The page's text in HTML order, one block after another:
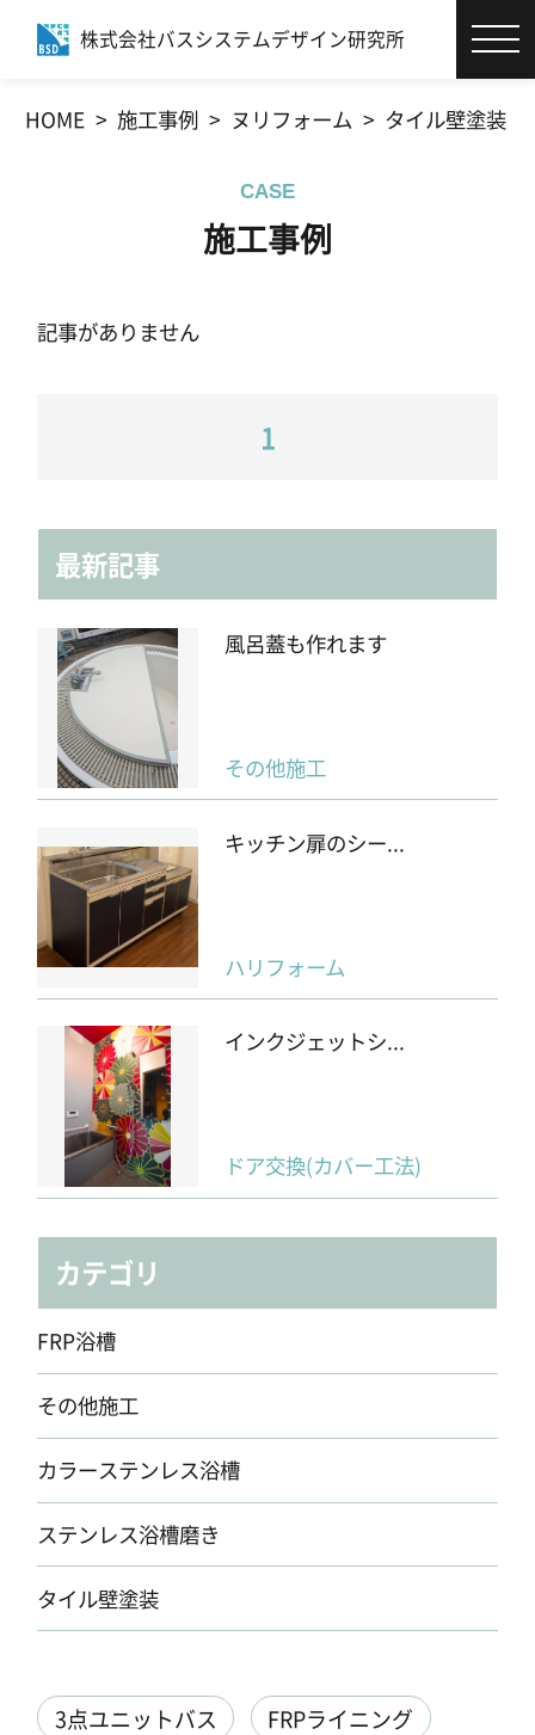
株式会社バスシステムデザイン研究所
エコバスリフォーム®とは
お客様サポート
施工事例
会社情報
採用情報
お電話でのお見積もり
首都圏 03-6459-6526
東海圏 052-982-8626
関西圏
HOME 施工事例 ヌリフォーム タイル壁塗装
CASE
施工事例
記事がありません
1
最新記事
風呂蓋も作れます
その他施工
キッチン扉のシー...
ハリフォーム
インクジェットシ...
ドア交換(カバー工法)
カテゴリ
FRP浴槽
その他施工
カラーステンレス浴槽
ステンレス浴槽磨き
タイル壁塗装
3点ユニットバス
FRPライニング